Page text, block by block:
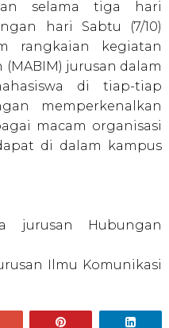
selama tiga hari
hari Sabtu (7/10)
rangkaian kegiatan
jurusan dalam
di tiap-tiap
memperkenalkan
macam organisasi
di dalam kampus
jurusan Hubungan
Ilmu Komunikasi